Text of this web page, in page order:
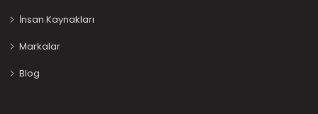
İnsan Kaynakları
Markalar
Blog